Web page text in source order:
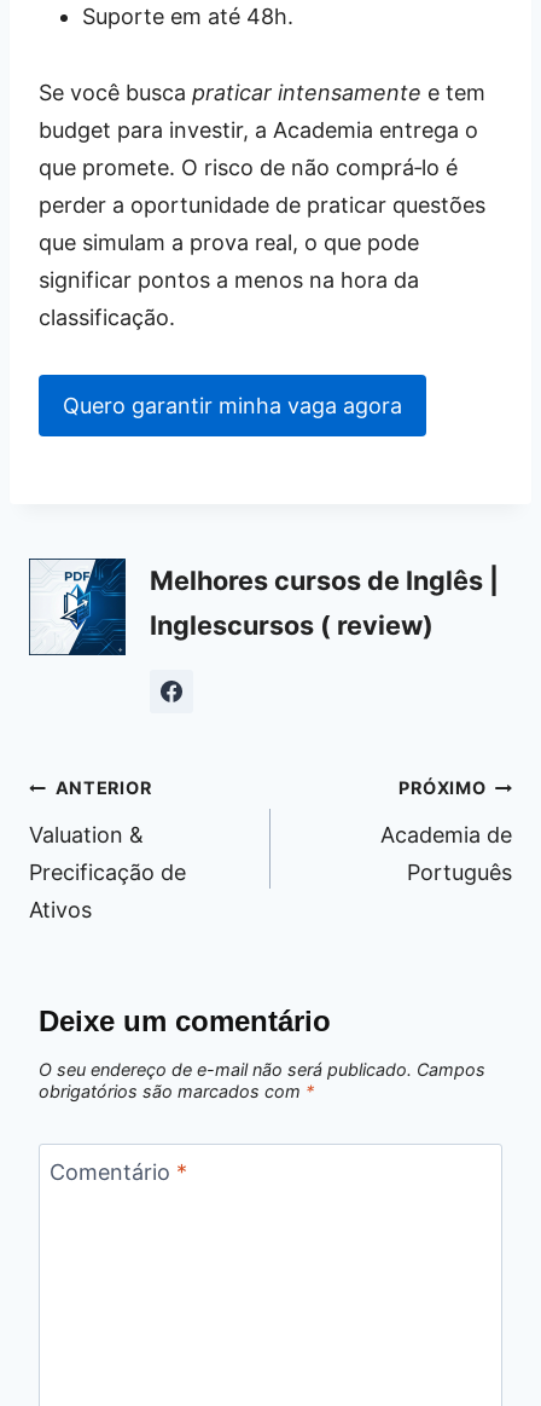
Suporte em até 48h.
Se você busca praticar intensamente e tem
budget para investir, a Academia entrega o
que promete. O risco de não comprá‑lo é
perder a oportunidade de praticar questões
que simulam a prova real, o que pode
significar pontos a menos na hora da
classificação.
Quero garantir minha vaga agora
Melhores cursos de Inglês |
Inglescursos ( review)
Navegação
de
Post
ANTERIOR
Valuation &
Precificação de
Ativos
PRÓXIMO
Academia de
Português
Deixe um comentário
O seu endereço de e-mail não será publicado. Campos
obrigatórios são marcados com *
Comentário *